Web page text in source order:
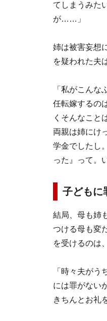
てしまうみた
が……」
姉は被害妄想
を疑われた夫
「私がこん
任転嫁するの
くそんなこと
両親は姉にけ
学金でしたし
った』って。
子どもに
結局、母も姉
つける母も変
を受けるのは
「時々夫が
には罪がない
きちんとお礼